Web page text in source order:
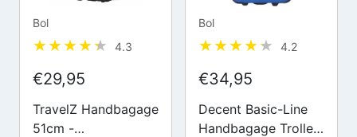
Bol
4.3
€29,95
TravelZ Handbagage
51cm -
Bol
4.2
€34,95
Decent Basic-Line
Handbagage Trolley